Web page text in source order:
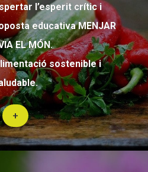
l’esperit crític i
educativa MENJAR
EL MÓN.
sostenible i
+